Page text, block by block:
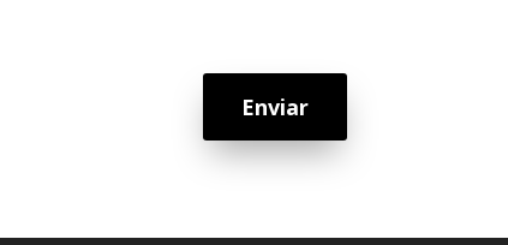
Enviar